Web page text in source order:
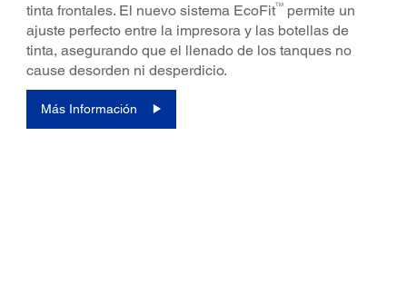
tinta frontales. El nuevo sistema EcoFitTM
permite un
ajuste perfecto entre la impresora y las botellas de
tinta, asegurando que el llenado de los tanques no
cause desorden ni desperdicio.
Más Información